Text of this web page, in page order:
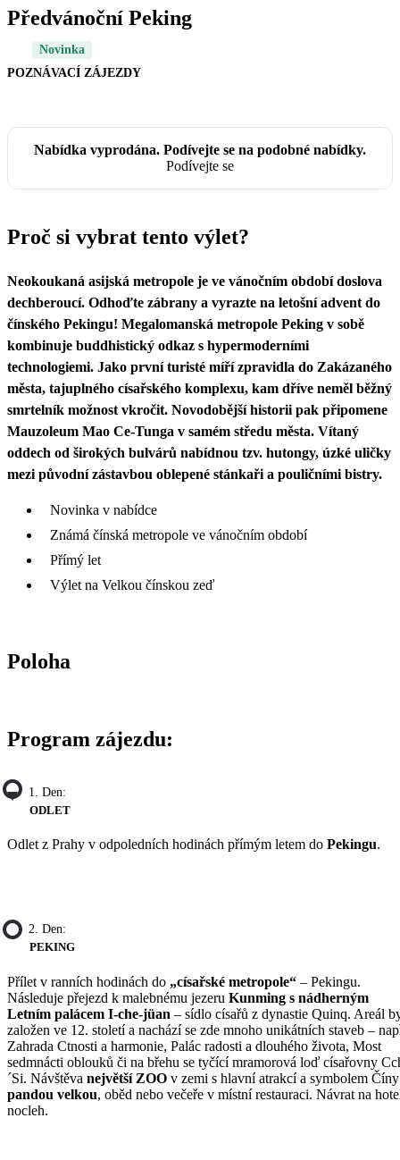
Předvánoční Peking
Novinka
POZNÁVACÍ ZÁJEZDY
Nabídka vyprodána. Podívejte se na podobné nabídky.
Podívejte se
Proč si vybrat tento výlet?
Neokoukaná asijská metropole je ve vánočním období doslova
dechberoucí. Odhoďte zábrany a vyrazte na letošní advent do
čínského Pekingu! Megalomanská metropole Peking v sobě
kombinuje buddhistický odkaz s hypermoderními
technologiemi. Jako první turisté míří zpravidla do Zakázaného
města, tajuplného císařského komplexu, kam dříve neměl běžný
smrtelník možnost vkročit. Novodobější historii pak připomene
Mauzoleum Mao Ce-Tunga v samém středu města. Vítaný
oddech od širokých bulvárů nabídnou tzv. hutongy, úzké uličky
mezi původní zástavbou oblepené stánkaři a pouličními bistry.
Novinka v nabídce
Známá čínská metropole ve vánočním období
Přímý let
Výlet na Velkou čínskou zeď
Poloha
Program zájezdu:
1. Den:
ODLET
Odlet z Prahy v odpoledních hodinách přímým letem do Pekingu.
2. Den:
PEKING
Přílet v ranních hodinách do „císařské metropole“ – Pekingu.
Následuje přejezd k malebnému jezeru Kunming s nádherným
Letním palácem I-che-jüan – sídlo císařů z dynastie Quinq. Areál
založen ve 12. století a nachází se zde mnoho unikátních staveb –
Zahrada Ctnosti a harmonie, Palác radosti a dlouhého života, Most
sedmnácti oblouků či na břehu se tyčící mramorová loď císařovny
´Si. Návštěva největší ZOO v zemi s hlavní atrakcí a symbolem Číny
pandou velkou, oběd nebo večeře v místní restauraci. Návrat na
nocleh.